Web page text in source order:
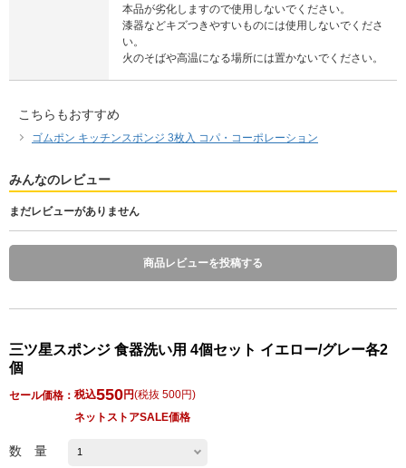
本品が劣化しますので使用しないでください。
漆器などキズつきやすいものには使用しないでくださ
い。
火のそばや高温になる場所には置かないでください。
こちらもおすすめ
ゴムポン キッチンスポンジ 3枚入 コパ・コーポレーション
みんなのレビュー
まだレビューがありません
商品レビューを投稿する
三ツ星スポンジ 食器洗い用 4個セット イエロー/グレー各2
個
セール価格： 税込550円(税抜 500円)
ネットストアSALE価格
数 量